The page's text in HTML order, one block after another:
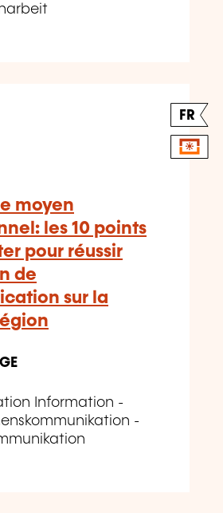
FR
moyen
les 10 points
pour réussir
de
sur la
Information -
-